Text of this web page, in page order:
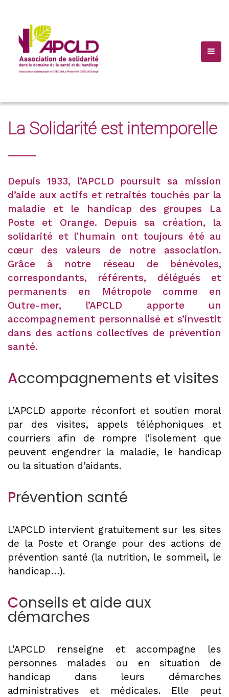
La Solidarité est intemporelle
Depuis 1933, l’APCLD poursuit sa mission
d’aide aux actifs et retraités touchés par la
maladie et le handicap des groupes La
Poste et Orange. Depuis sa création, la
solidarité et l’humain ont toujours été au
cœur des valeurs de notre association.
Grâce à notre réseau de bénévoles,
correspondants, référents, délégués et
permanents en Métropole comme en
Outre-mer, l’APCLD apporte un
accompagnement personnalisé et s’investit
dans des actions collectives de prévention
santé.
Accompagnements et visites
L’APCLD apporte réconfort et soutien moral
par des visites, appels téléphoniques et
courriers afin de rompre l’isolement que
peuvent engendrer la maladie, le handicap
ou la situation d’aidants.
Prévention santé
L’APCLD intervient gratuitement sur les sites
de la Poste et Orange pour des actions de
prévention santé (la nutrition, le sommeil, le
handicap…).
Conseils et aide aux
démarches
L’APCLD renseigne et accompagne les
personnes malades ou en situation de
handicap dans leurs démarches
administratives et médicales. Elle peut